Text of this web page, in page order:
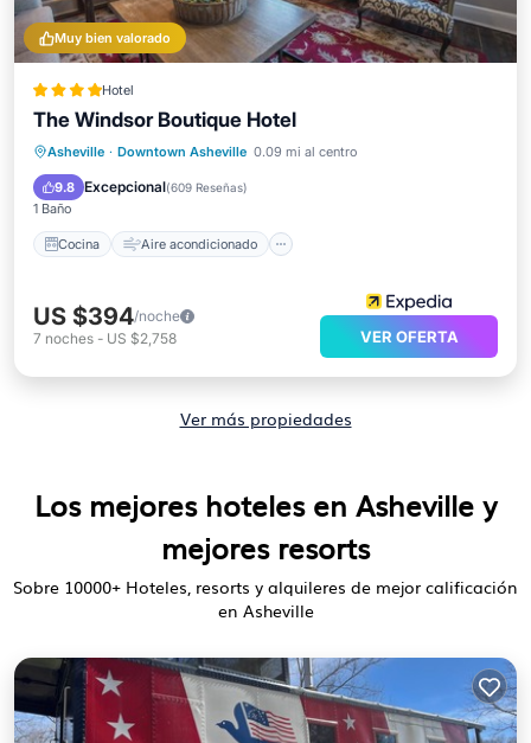
Muy bien valorado
Hotel
The Windsor Boutique Hotel
Asheville · Downtown Asheville 0.09 mi al centro
9.8 Excepcional(609 Reseñas)
1 Baño
Cocina Aire acondicionado
Cocina Aire acondicionado
Apto para niños
US $394/noche
7 noches - US $2,758 VER OFERTA
Ver más propiedades
Los mejores hoteles en Asheville y
mejores resorts
Sobre 10000+ Hoteles, resorts y alquileres de mejor calificación
en Asheville